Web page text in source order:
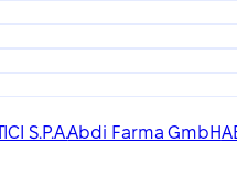
S.P.A.Abdi Farma GmbH